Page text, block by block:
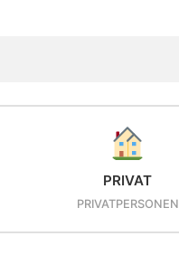
PRIVAT
PRIVATPERSONEN